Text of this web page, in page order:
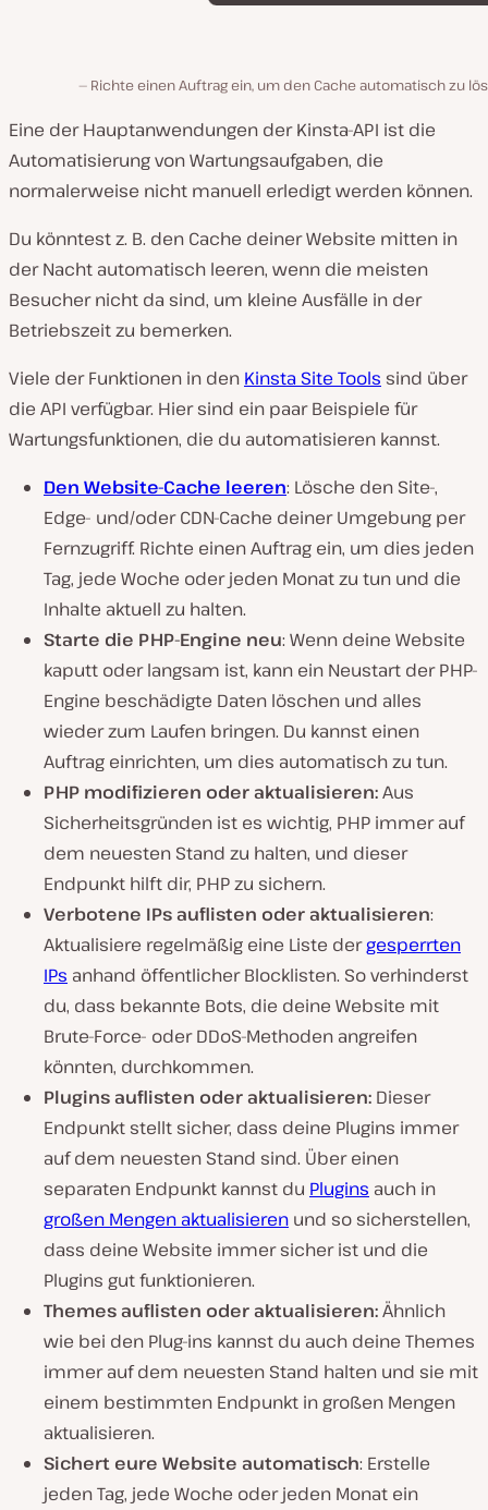
Richte einen Auftrag ein, um den Cache automatisch zu
Eine der Hauptanwendungen der Kinsta-API ist die
Automatisierung von Wartungsaufgaben, die
normalerweise nicht manuell erledigt werden können.
Du könntest z. B. den Cache deiner Website mitten in
der Nacht automatisch leeren, wenn die meisten
Besucher nicht da sind, um kleine Ausfälle in der
Betriebszeit zu bemerken.
Viele der Funktionen in den Kinsta Site Tools sind über
die API verfügbar. Hier sind ein paar Beispiele für
Wartungsfunktionen, die du automatisieren kannst.
Den Website-Cache leeren: Lösche den Site-,
Edge- und/oder CDN-Cache deiner Umgebung per
Fernzugriff. Richte einen Auftrag ein, um dies jeden
Tag, jede Woche oder jeden Monat zu tun und die
Inhalte aktuell zu halten.
Starte die PHP-Engine neu: Wenn deine Website
kaputt oder langsam ist, kann ein Neustart der PHP-
Engine beschädigte Daten löschen und alles
wieder zum Laufen bringen. Du kannst einen
Auftrag einrichten, um dies automatisch zu tun.
PHP modifizieren oder aktualisieren:Aus
Sicherheitsgründen ist es wichtig, PHP immer auf
dem neuesten Stand zu halten, und dieser
Endpunkt hilft dir, PHP zu sichern.
Verbotene IPs auflisten oder aktualisieren:
Aktualisiere regelmäßig eine Liste dergesperrten
IPs anhand öffentlicher Blocklisten. So verhinderst
du, dass bekannte Bots, die deine Website mit
Brute-Force- oder DDoS-Methoden angreifen
könnten, durchkommen.
Plugins auflisten oder aktualisieren: Dieser
Endpunkt stellt sicher, dass deine Plugins immer
auf dem neuesten Stand sind. Über einen
separaten Endpunkt kannst du Plugins auch in
großen Mengen aktualisieren und so sicherstellen,
dass deine Website immer sicher ist und die
Plugins gut funktionieren.
Themes auflisten oder aktualisieren:Ähnlich
wie bei den Plug-ins kannst du auch deine Themes
immer auf dem neuesten Stand halten und sie mit
einem bestimmten Endpunkt in großen Mengen
aktualisieren.
Sichert eure Website automatisch: Erstelle
jeden Tag, jede Woche oder jeden Monat ein